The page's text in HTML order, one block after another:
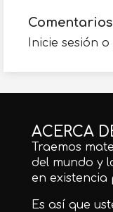
Comentarios
Inicie sesión
ACERCA
Traemos
del mundo y
en existencia
Es así que